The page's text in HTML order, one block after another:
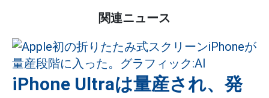
関連ニュース
iPhone Ultraは量産され、発